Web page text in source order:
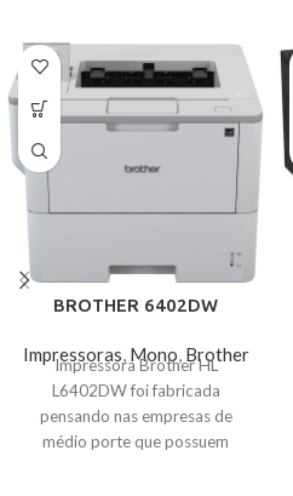
BROTHER 6402DW
Impressoras, Mono, Brother
Impressora Brother HL
L6402DW foi fabricada
pensando nas empresas de
médio porte que possuem